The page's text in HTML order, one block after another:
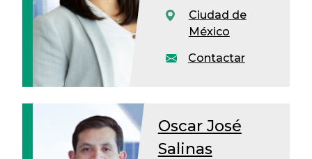
Contactar
Ciudad de
México
Oscar José
Salinas